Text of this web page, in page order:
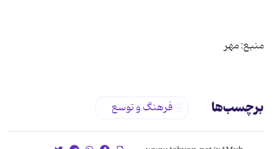
منبع: مهر
برچسب‌ها فرهنگ و توسع